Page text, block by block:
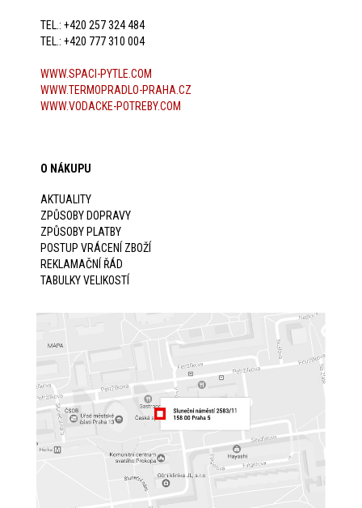
TEL.: +420 257 324 484
TEL.: +420 777 310 004
WWW.SPACI-PYTLE.COM
WWW.TERMOPRADLO-PRAHA.CZ
WWW.VODACKE-POTREBY.COM
O NÁKUPU
AKTUALITY
ZPŮSOBY DOPRAVY
ZPŮSOBY PLATBY
POSTUP VRÁCENÍ ZBOŽÍ
REKLAMAČNÍ ŘÁD
TABULKY VELIKOSTÍ